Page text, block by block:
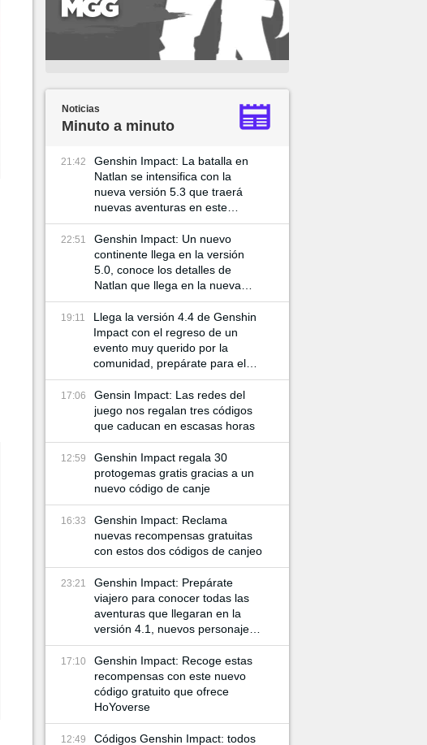
Noticias
Minuto a minuto
21:42
Genshin Impact: La batalla en
Natlan se intensifica con la
nueva versión 5.3 que traerá
nuevas aventuras en este
mundo
22:51
Genshin Impact: Un nuevo
continente llega en la versión
5.0, conoce los detalles de
Natlan que llega en la nueva
actualización
19:11
Llega la versión 4.4 de Genshin
Impact con el regreso de un
evento muy querido por la
comunidad, prepárate para el
Rito de la Linterna 2024
17:06
Gensin Impact: Las redes del
juego nos regalan tres códigos
que caducan en escasas horas
12:59
Genshin Impact regala 30
protogemas gratis gracias a un
nuevo código de canje
16:33
Genshin Impact: Reclama
nuevas recompensas gratuitas
con estos dos códigos de canjeo
23:21
Genshin Impact: Prepárate
viajero para conocer todas las
aventuras que llegaran en la
versión 4.1, nuevos personajes
y más misiones te esperan
17:10
Genshin Impact: Recoge estas
recompensas con este nuevo
código gratuito que ofrece
HoYoverse
12:49
Códigos Genshin Impact: todos